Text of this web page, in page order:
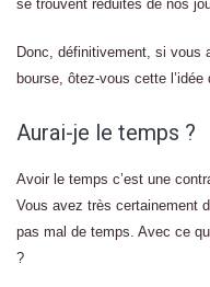
se trouvent réduites de nos
Donc, définitivement, si vous
bourse, ôtez-vous cette l’idée
Aurai-je le temps ?
Avoir le temps c’est une
Vous avez très certainement
pas mal de temps. Avec ce
?